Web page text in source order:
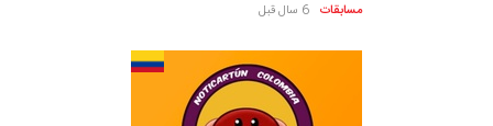
مسابقات 6 سال قبل